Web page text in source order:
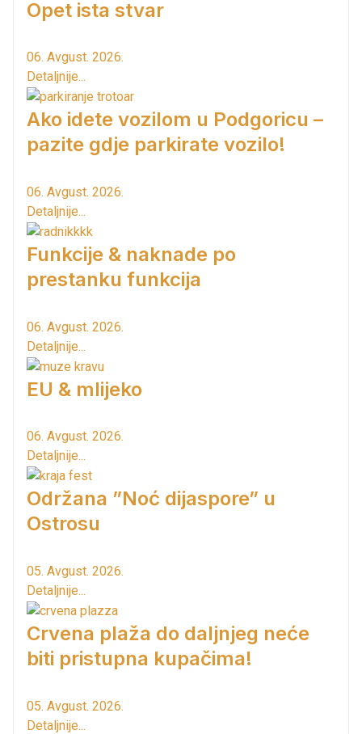
Opet ista stvar
06. Avgust. 2026.
Detaljnije...
Ako idete vozilom u Podgoricu –
pazite gdje parkirate vozilo!
06. Avgust. 2026.
Detaljnije...
Funkcije & naknade po
prestanku funkcija
06. Avgust. 2026.
Detaljnije...
EU & mlijeko
06. Avgust. 2026.
Detaljnije...
Održana ”Noć dijaspore” u
Ostrosu
05. Avgust. 2026.
Detaljnije...
Crvena plaža do daljnjeg neće
biti pristupna kupačima!
05. Avgust. 2026.
Detaljnije...